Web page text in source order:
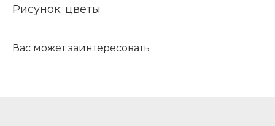
Рисунок: цветы
Вас может заинтересовать